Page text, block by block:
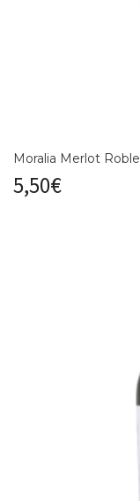
Moralia Merlot Roble
5,50€